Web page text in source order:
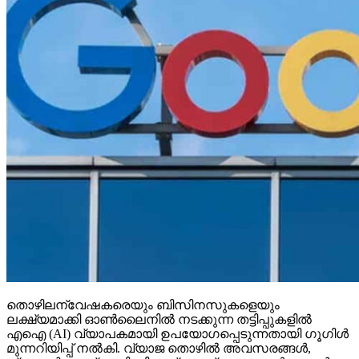
തൊഴിലന്വേഷകരെയും ബിസിനസുകളെയും
ലക്ഷ്യമാക്കി ഓണ്‍ലൈനില്‍ നടക്കുന്ന തട്ടിപ്പുകളില്‍
എഐ (AI) വ്യാപകമായി ഉപയോഗപ്പെടുന്നതായി ഗൂഗിള്‍
മുന്നറിയിപ്പ് നല്‍കി. വ്യാജ തൊഴില്‍ അവസരങ്ങള്‍,